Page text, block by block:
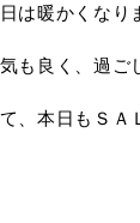
は暖かくなり
も良く、過ご
、本日もＳＡ